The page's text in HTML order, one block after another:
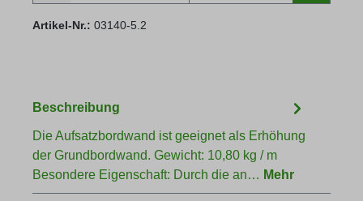
Artikel-Nr.: 03140-5.2
Beschreibung
Die Aufsatzbordwand ist geeignet als Erhöhung
der Grundbordwand. Gewicht: 10,80 kg / m
Besondere Eigenschaft: Durch die an… Mehr